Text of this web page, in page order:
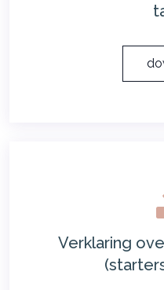
Verklaring